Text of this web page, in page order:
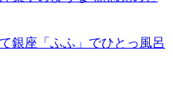
銀座「ふふ」でひとっ風呂